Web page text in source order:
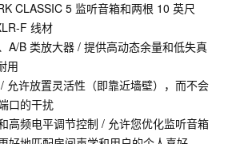
CLASSIC 5 监听音箱和两根 10 英尺
F 线材
A/B 类放大器 / 提供高动态余量和低失真
用
允许放置灵活性（即靠近墙壁），而不会
口的干扰
高频电平调节控制 / 允许您优化监听音箱